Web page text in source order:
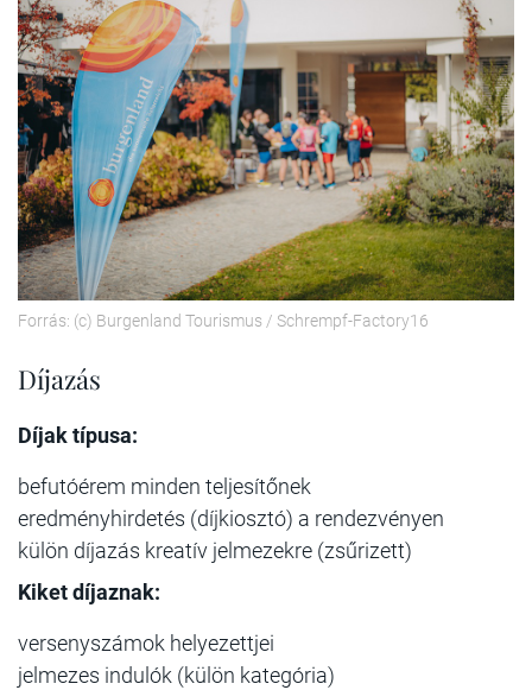
Forrás: (c) Burgenland Tourismus / Schrempf-Factory16
Díjazás
Díjak típusa:
befutóérem minden teljesítőnek
eredményhirdetés (díjkiosztó) a rendezvényen
külön díjazás kreatív jelmezekre (zsűrizett)
Kiket díjaznak:
versenyszámok helyezettjei
jelmezes indulók (külön kategória)